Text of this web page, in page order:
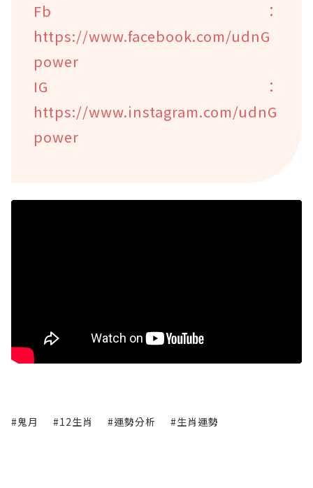
Fb：
https://www.facebook.com/udnG
power
IG：
https://www.instagram.com/udnG
power
#鬼月 #12生肖 #運勢分析 #生肖運勢